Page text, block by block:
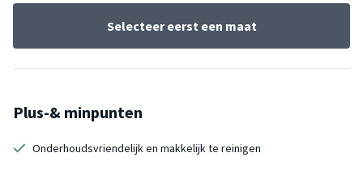
Selecteer eerst een maat
Plus-& minpunten
Onderhoudsvriendelijk en makkelijk te reinigen